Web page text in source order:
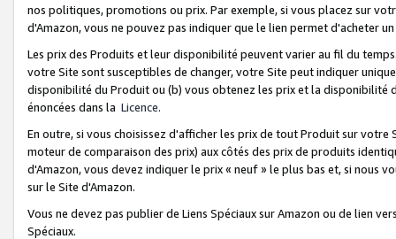
nos politiques, promotions ou prix. Par exemple, si vous placez sur
d'Amazon, vous ne pouvez pas indiquer que le lien permet d'acheter
Les prix des Produits et leur disponibilité peuvent varier au fil du
votre Site sont susceptibles de changer, votre Site peut indiquer
disponibilité du Produit ou (b) vous obtenez les prix et la disponibilité
énoncées dans la Licence.
En outre, si vous choisissez d'afficher les prix de tout Produit sur
moteur de comparaison des prix) aux côtés des prix de produits
d'Amazon, vous devez indiquer le prix « neuf » le plus bas et, si nous
sur le Site d'Amazon.
Vous ne devez pas publier de Liens Spéciaux sur Amazon ou de lien
Spéciaux.